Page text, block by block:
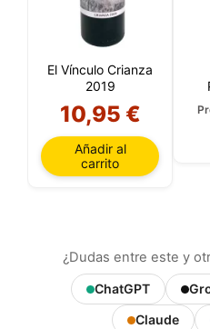
El Vínculo Crianza
2019
10,95 €
Añadir al
carrito
¿Dudas entre este y
ChatGPT
Claude